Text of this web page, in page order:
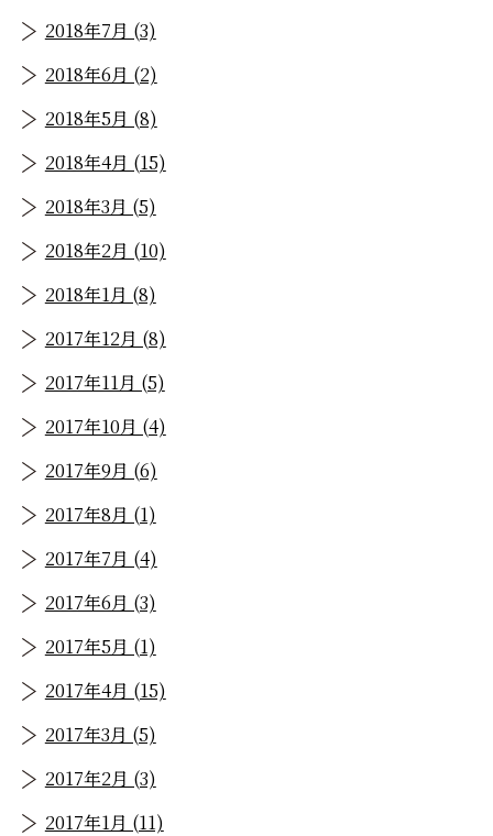
2018年7月 (3)
2018年6月 (2)
2018年5月 (8)
2018年4月 (15)
2018年3月 (5)
2018年2月 (10)
2018年1月 (8)
2017年12月 (8)
2017年11月 (5)
2017年10月 (4)
2017年9月 (6)
2017年8月 (1)
2017年7月 (4)
2017年6月 (3)
2017年5月 (1)
2017年4月 (15)
2017年3月 (5)
2017年2月 (3)
2017年1月 (11)